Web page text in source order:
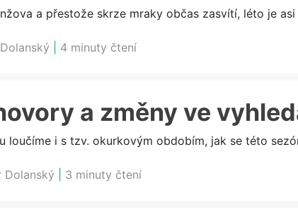
a přestože skrze mraky občas zasvítí, léto je
4 minuty čtení
a změny ve
loučíme i s tzv. okurkovým obdobím, jak se této
Dolanský 3 minuty čtení